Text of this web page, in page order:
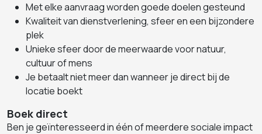
Met elke aanvraag worden goede doelen gesteund
Kwaliteit van dienstverlening, sfeer en een bijzondere
plek
Unieke sfeer door de meerwaarde voor natuur,
cultuur of mens
Je betaalt niet meer dan wanneer je direct bij de
locatie boekt
Boek direct
Ben je geïnteresseerd in één of meerdere sociale impact